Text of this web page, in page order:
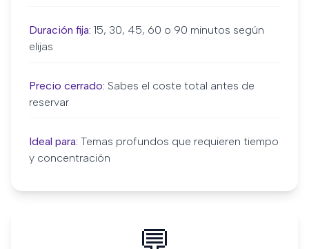
Duración fija: 15, 30, 45, 60 o 90 minutos según
elijas
Precio cerrado: Sabes el coste total antes de
reservar
Ideal para: Temas profundos que requieren tiempo
y concentración